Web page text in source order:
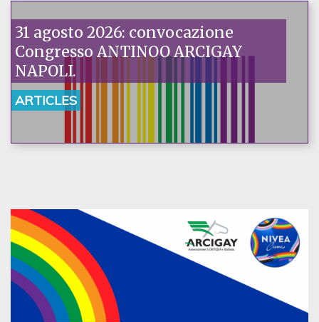
31 agosto 2026: convocazione
Congresso ANTINOO ARCIGAY
NAPOLI.
ARTICLES